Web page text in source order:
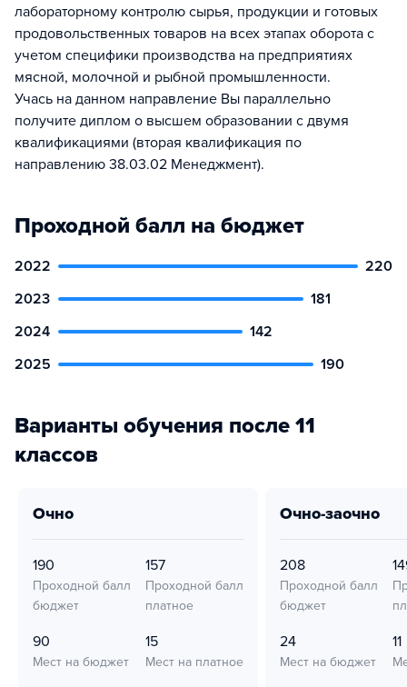
лабораторному контролю сырья, продукции и готовых
продовольственных товаров на всех этапах оборота с
учетом специфики производства на предприятиях
мясной, молочной и рыбной промышленности.
Учась на данном направление Вы параллельно
получите диплом о высшем образовании с двумя
квалификациями (вторая квалификация по
направлению 38.03.02 Менеджмент).
Проходной балл на бюджет
2022
220
2023
181
2024
142
2025
190
Варианты обучения после 11
классов
очно
190
Проходной балл
бюджет
157
Проходной балл
платное
90
Мест на бюджет
15
Мест на платное
очно-заочно
208
Проходной балл
бюджет
24
Мест на бюджет
11